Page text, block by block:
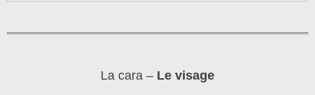
La cara – Le visage